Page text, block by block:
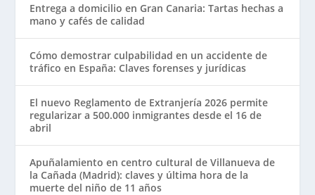
Entrega a domicilio en Gran Canaria: Tartas hechas a
mano y cafés de calidad
Cómo demostrar culpabilidad en un accidente de
tráfico en España: Claves forenses y jurídicas
El nuevo Reglamento de Extranjería 2026 permite
regularizar a 500.000 inmigrantes desde el 16 de
abril
Apuñalamiento en centro cultural de Villanueva de
la Cañada (Madrid): claves y última hora de la
muerte del niño de 11 años